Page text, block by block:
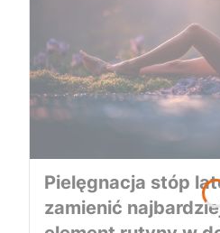
Pielęgnacja stóp
zamienić